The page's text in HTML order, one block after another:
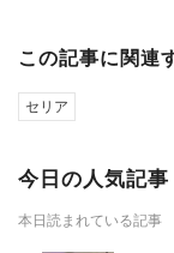
この記事に関連
セリア
今日の人気記事
本日読まれている記事